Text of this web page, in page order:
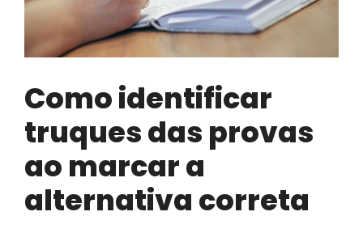
Como identificar
truques das provas
ao marcar a
alternativa correta